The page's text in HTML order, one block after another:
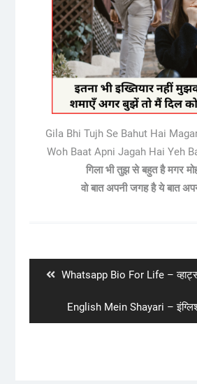
Gila Bhi Tujh Se Bahut Hai
Woh Baat Apni Jagah Hai Yeh
गिला भी तुझ से बहुत है मगर
वो बात अपनी जगह है ये बात
Previous
Whatsapp Bio For Life –
Next
post:
English Mein Shayari –